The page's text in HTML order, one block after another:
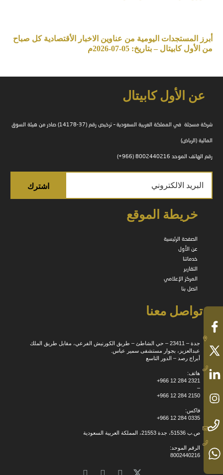
أبرز المستجدات اليومية من عناوين الاخبار الأقتصادية كل صباح
من الأول كابيتال – بتاريخ: 05-07-2026م
عن الأول كابيتال
شركة مسجلة في المملكة العربية السعودية – ترخيص رقم (37-14178) صادر من هيئة السوق
المالية (الرياض)
رقم الهاتف الموحد 8002440216 (966+)
خريطة الموقع
الصفحة الرئيسية
عن الأول
خدماتنا
التقارير
المركز الإعلامي
اتصل بنا
تواصل معنا
جدة – 23411 – حي الشاطئ – طريق الكورنيش الفرعي، مقابل طريق الملك
عبدالعزيز، بجوار مستشفى سمير عباس.
أبراج رصد – الدور التاسع
هاتف:
+966 12 284 2321
–
+966 12 284 2150
فاكس:
+966 12 284 0335
ص.ب 51536، جدة 21553، المملكة العربية السعودية
الرقم الموحد:
8002440216